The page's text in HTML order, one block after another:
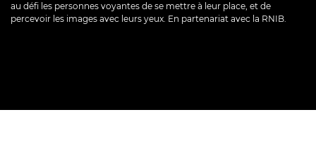
au défi les personnes voyantes de se mettre à leur place, et de
percevoir les images avec leurs yeux. En partenariat avec la RNIB.